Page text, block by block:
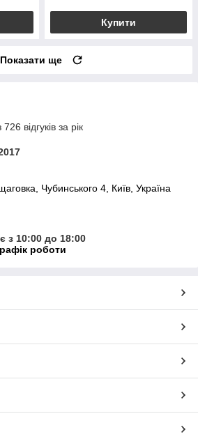
Купити
Показати ще
відгуків за рік
Чубинського 4, Київ, Україна
з 10:00 до 18:00
роботи